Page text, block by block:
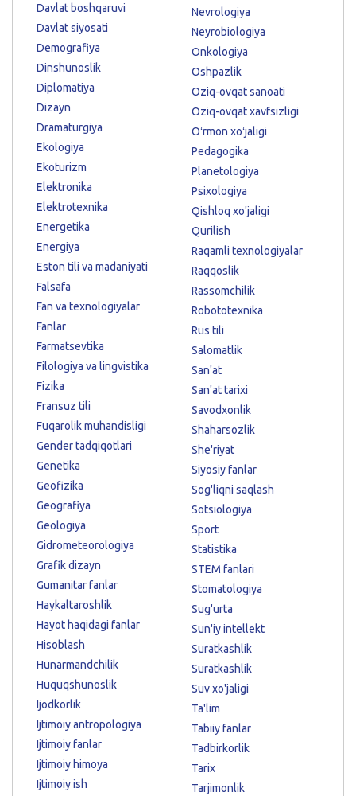
Davlat boshqaruvi
Davlat siyosati
Demografiya
Dinshunoslik
Diplomatiya
Dizayn
Dramaturgiya
Ekologiya
Ekoturizm
Elektronika
Elektrotexnika
Energetika
Energiya
Eston tili va madaniyati
Falsafa
Fan va texnologiyalar
Fanlar
Farmatsevtika
Filologiya va lingvistika
Fizika
Fransuz tili
Fuqarolik muhandisligi
Gender tadqiqotlari
Genetika
Geofizika
Geografiya
Geologiya
Gidrometeorologiya
Grafik dizayn
Gumanitar fanlar
Haykaltaroshlik
Hayot haqidagi fanlar
Hisoblash
Hunarmandchilik
Huquqshunoslik
Ijodkorlik
Ijtimoiy antropologiya
Ijtimoiy fanlar
Ijtimoiy himoya
Ijtimoiy ish
Nevrologiya
Neyrobiologiya
Onkologiya
Oshpazlik
Oziq-ovqat sanoati
Oziq-ovqat xavfsizligi
Oʻrmon xoʻjaligi
Pedagogika
Planetologiya
Psixologiya
Qishloq xo'jaligi
Qurilish
Raqamli texnologiyalar
Raqqoslik
Rassomchilik
Robototexnika
Rus tili
Salomatlik
San'at
San'at tarixi
Savodxonlik
Shaharsozlik
She'riyat
Siyosiy fanlar
Sog'liqni saqlash
Sotsiologiya
Sport
Statistika
STEM fanlari
Stomatologiya
Sug'urta
Sun'iy intellekt
Suratkashlik
Suratkashlik
Suv xo'jaligi
Ta'lim
Tabiiy fanlar
Tadbirkorlik
Tarix
Tarjimonlik